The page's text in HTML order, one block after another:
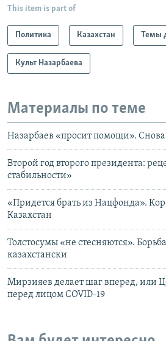
This item is part of
Политика Казахстан Темы
Культ Назарбаева
Материалы по теме
Назарбаев «просит помощи». Снова
Второй год второго президента:
стабильности»
«Придется брать из Нацфонда».
Казахстан
Толстосумы «не стесняются».
казахстански
Мирзияев делает шаг вперед, или
перед лицом COVID-19